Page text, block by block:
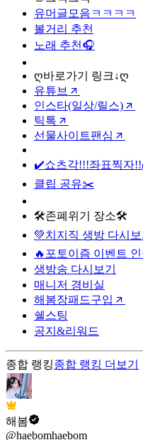
유머글모음ㅋㅋㅋㅋ
볼거리 추천
노래 추천🎧
ღ바로가기 링크↓ღ
유튜브
인스타(일상/릴스)
틱톡
선물사이트팬심
✔️쇼츠각!!!좌표찍자
클립 공유✂️
🛠️존폐위기 장소🛠️
💚치지직 생방 다시
🔥포토이즘 이벤트
생방송 다시보기
매니저 경비실
해봄장패드구입
쉘스팅
공지&리워드
종합 랭킹종합 랭킹 더보기
해봄
@haebomhaebom